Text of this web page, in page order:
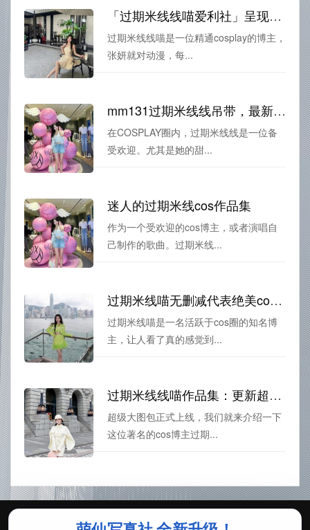
「过期米线线喵爱利社」呈现经典游戏主题作品
过期米线线喵是一位精通cosplay的博主，
张妍就对动漫，每...
mm131过期米线线吊带，最新图片来袭，甜美小姐姐cos撩人心弦
在COSPLAY圈内，过期米线线是一位备
受欢迎。尤其是她的甜...
迷人的过期米线cos作品集
作为一个受欢迎的cos博主，或者演唱自
己制作的歌曲。过期米线...
过期米线喵无删减代表绝美cos作品
过期米线喵是一名活跃于cos圈的知名博
主，让人看了真的感觉到...
过期米线线喵作品集：更新超速！超级大图包正式上线
超级大图包正式上线，我们就来介绍一下
这位著名的cos博主过期...